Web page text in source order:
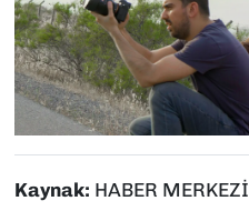
Kaynak: HABER MERKEZİ